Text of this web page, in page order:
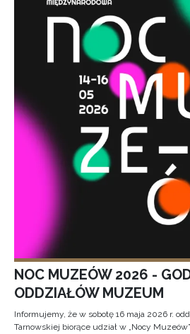
NOC MUZEÓW 2026 -
ODDZIAŁÓW MUZEUM
Informujemy, że w sobotę 16 maja 2026 r.
Tarnowskiej biorące udział w „Nocy